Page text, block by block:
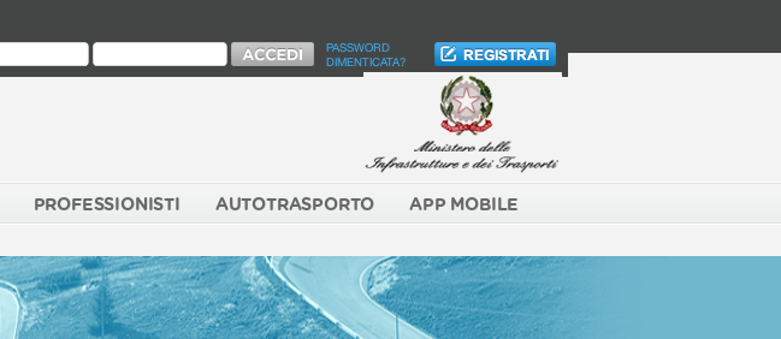
PASSWORD
DIMENTICATA?
PROFESSIONISTI AUTOTRASPORTO APP MOBILE